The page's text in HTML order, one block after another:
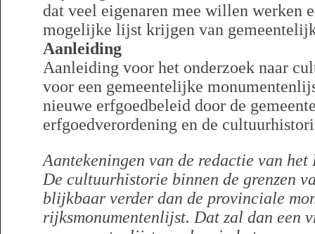
dat veel eigenaren mee willen werken
mogelijke lijst krijgen van
Aanleiding
Aanleiding voor het onderzoek naar
voor een gemeentelijke
nieuwe erfgoedbeleid door de
erfgoedverordening en de
Aantekeningen van de redactie van het
De cultuurhistorie binnen de grenzen
blijkbaar verder dan de provinciale
rijksmonumentenlijst. Dat zal dan een